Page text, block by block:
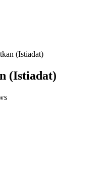
(Istiadat)
(Istiadat)